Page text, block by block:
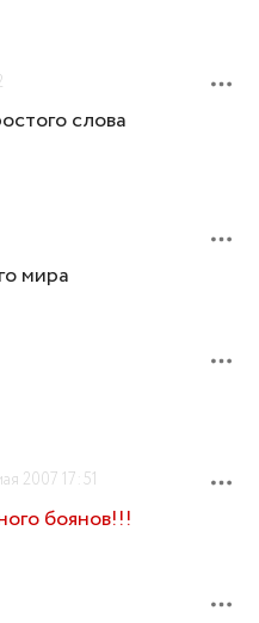
слова
мира
2007 17:51
боянов!!!